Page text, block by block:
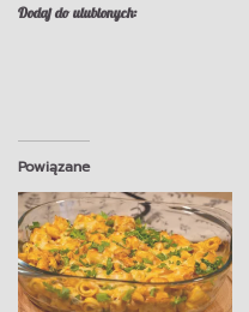
Dodaj do ulubionych:
Powiązane